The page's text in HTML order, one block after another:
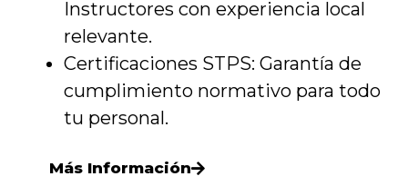
Instructores con experiencia local
relevante.
Certificaciones STPS: Garantía de
cumplimiento normativo para todo
tu personal.
Más Información